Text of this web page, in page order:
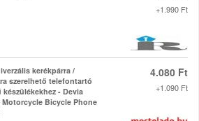
+1.990 Ft
kerékpárra /
szerelhető telefontartó
készülékekhez - Devia
Motorcycle Bicycle Phone
4.080 Ft
+1.090 Ft